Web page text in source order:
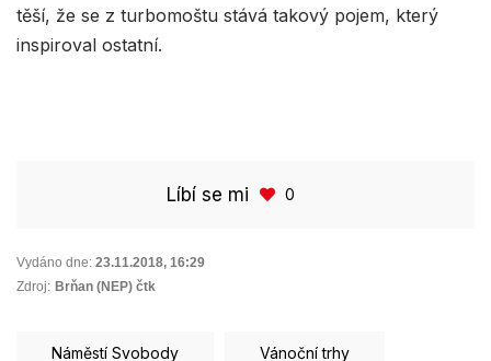
těší, že se z turbomoštu stává takový pojem, který
inspiroval ostatní.
Líbí se mi 0
Vydáno dne: 23.11.2018, 16:29
Zdroj: Brňan (NEP) čtk
Náměstí Svobody Vánoční trhy